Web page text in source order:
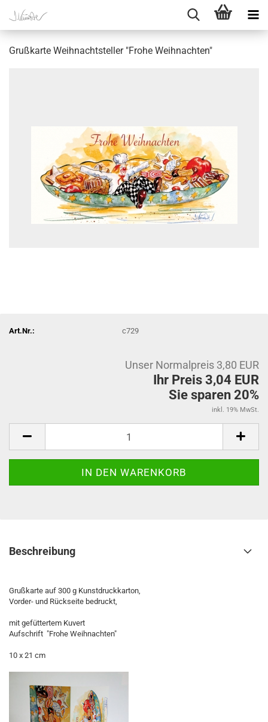
Grußkarte Weihnachtsteller "Frohe Weihnachten"
Art.Nr.: c729
Unser Normalpreis 3,80 EUR
Ihr Preis 3,04 EUR
Sie sparen 20%
inkl. 19% MwSt.
Beschreibung
Grußkarte auf 300 g Kunstdruckkarton,
Vorder- und Rückseite bedruckt,
mit gefüttertem Kuvert
Aufschrift "Frohe Weihnachten"
10 x 21 cm